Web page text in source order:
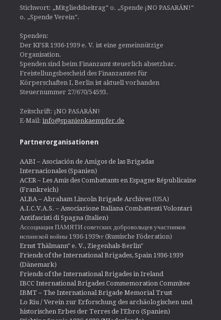
Stichwort: „Mitgliedsbeitrag“ o. „Spende ¡NO PASARÁN!“
o. „Spende Verein“.
Spenden:
Der KFSR 1936-1939 e. V. ist eine gemeinnützige
Organisation.
Spenden sind beim Finanzamt steuerlich absetzbar.
Freistellungsbescheid des Finanzamtes für
Körperschaften I, Berlin ist aktuell vorhanden
Steuernummer 27/670/54593.
Zeitschrift: ¡NO PASARÁN!
E-Mail: info@spanienkaempfer.de
Partnerorganisationen
AABI – Asociación de Amigos de las Brigadas
Internacionales (Spanien)
ACER – Les Amis des Combattants en Espagne Républicaine
(Frankreich)
ALBA – Abraham Lincoln Brigade Archives (USA)
A.I.C.V.A.S. – Associazione Italiana Combattenti Volontari
Antifascisti di Spagna (Italien)
Ассоциация ПАМЯТИ советских добровольцев участников
испанской войны 1936-1939гг (Russische Föderation)
Ernst Thälmann" e. V., Ziegenhals-Berlin"
Friends of the International Brigades, Spain 1936-1939
(Dänemark)
Friends of the International Brigades in Ireland
IBCC International Brigades Commemoration Commitee
IBMT – The International Brigade Memorial Trust
Lo Riu / Verein zur Erforschung des archäologischen und
historischen Erbes der Terres de l'Ebro (Spanien)